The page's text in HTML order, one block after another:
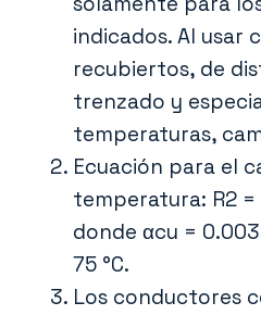
indicados. Al usar
recubiertos, de
trenzado y
temperaturas,
Ecuación para el
temperatura: R2 =
donde αcu =
75 °C.
Los conductores